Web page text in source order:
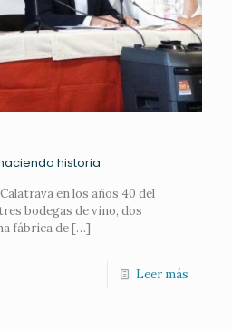
historia
en los años 40 del
bodegas de vino, dos
fábrica de[…]
Leer más